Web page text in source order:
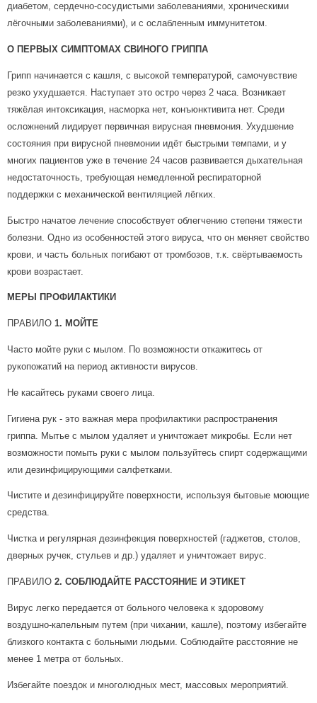
диабетом, сердечно-сосудистыми заболеваниями, хроническими
лёгочными заболеваниями), и с ослабленным иммунитетом.
О ПЕРВЫХ СИМПТОМАХ СВИНОГО ГРИППА
Грипп начинается с кашля, с высокой температурой, самочувствие
резко ухудшается. Наступает это остро через 2 часа. Возникает
тяжёлая интоксикация, насморка нет, конъюнктивита нет. Среди
осложнений лидирует первичная вирусная пневмония. Ухудшение
состояния при вирусной пневмонии идёт быстрыми темпами, и у
многих пациентов уже в течение 24 часов развивается дыхательная
недостаточность, требующая немедленной респираторной
поддержки с механической вентиляцией лёгких.
Быстро начатое лечение способствует облегчению степени тяжести
болезни. Одно из особенностей этого вируса, что он меняет свойство
крови, и часть больных погибают от тромбозов, т.к. свёртываемость
крови возрастает.
МЕРЫ ПРОФИЛАКТИКИ
ПРАВИЛО 1. МОЙТЕ
Часто мойте руки с мылом. По возможности откажитесь от
рукопожатий на период активности вирусов.
Не касайтесь руками своего лица.
Гигиена рук - это важная мера профилактики распространения
гриппа. Мытье с мылом удаляет и уничтожает микробы. Если нет
возможности помыть руки с мылом пользуйтесь спирт содержащими
или дезинфицирующими салфетками.
Чистите и дезинфицируйте поверхности, используя бытовые моющие
средства.
Чистка и регулярная дезинфекция поверхностей (гаджетов, столов,
дверных ручек, стульев и др.) удаляет и уничтожает вирус.
ПРАВИЛО 2. СОБЛЮДАЙТЕ РАССТОЯНИЕ И ЭТИКЕТ
Вирус легко передается от больного человека к здоровому
воздушно-капельным путем (при чихании, кашле), поэтому избегайте
близкого контакта с больными людьми. Соблюдайте расстояние не
менее 1 метра от больных.
Избегайте поездок и многолюдных мест, массовых мероприятий.